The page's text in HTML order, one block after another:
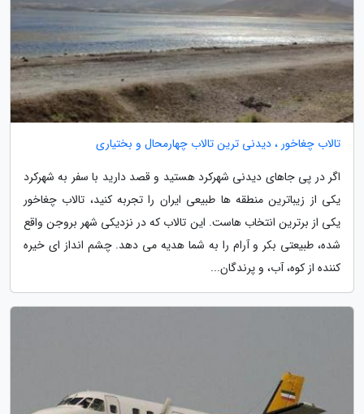
تالاب چغاخور ، دیدنی ترین تالاب چهارمحال و بختیاری
اگر در پی جاهای دیدنی شهرکرد هستید و قصد دارید با سفر به شهرکرد
یکی از زیباترین منطقه ها طبیعی ایران را تجربه کنید، تالاب چغاخور
یکی از برترین انتخاب هاست. این تالاب که در نزدیکی شهر بروجن واقع
شده، طبیعتی بکر و آرام را به شما هدیه می دهد. چشم انداز ای خیره
کننده از کوه، آب، و پرندگان...